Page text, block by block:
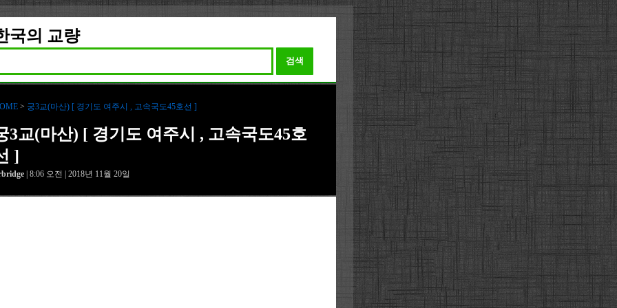
국의 교량
검색
> 궁3교(마산) [ 경기도 여주시 , 고속국도45호선 ]
3교(마산) [ 경기도 여주시 , 고속국도45호
]
| 8:06 오전 | 2018년 11월 20일